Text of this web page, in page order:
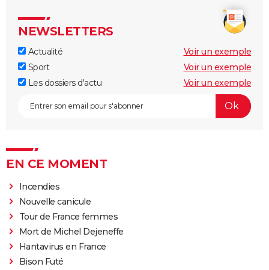
NEWSLETTERS
Actualité
Voir un exemple
Sport
Voir un exemple
Les dossiers d'actu
Voir un exemple
EN CE MOMENT
Incendies
Nouvelle canicule
Tour de France femmes
Mort de Michel Dejeneffe
Hantavirus en France
Bison Futé